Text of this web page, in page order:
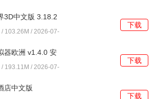
，应优先考虑提升已解锁技能的等级，返
时，切忌在攻击后摇过大的技能后强行追
3D中文版 3.18.2
/ 103.26M / 2026-07-
下载
器欧洲 v1.4.0 安
/ 193.11M / 2026-07-
下载
店中文版
下载